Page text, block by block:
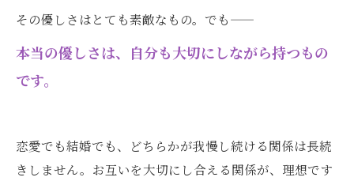
その優しさはとても素敵なもの。でも——
本当の優しさは、自分も大切にしながら持つもの
です。
恋愛でも結婚でも、どちらかが我慢し続ける関係は長続
きしません。お互いを大切にし合える関係が、理想です